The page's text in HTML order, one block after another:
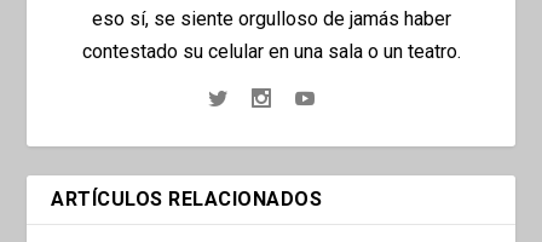
eso sí, se siente orgulloso de jamás haber
contestado su celular en una sala o un teatro.
ARTÍCULOS RELACIONADOS